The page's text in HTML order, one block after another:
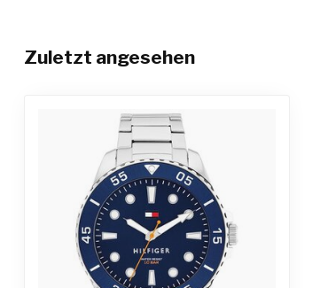
Zuletzt angesehen